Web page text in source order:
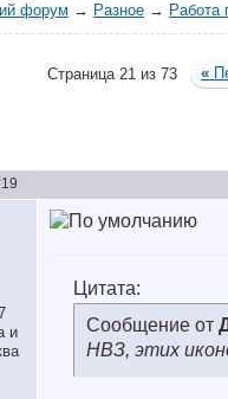
форум → Разное → Работа
Страница 21 из 73 «
и
Цитата:
Сообщение от
НВЗ, этих